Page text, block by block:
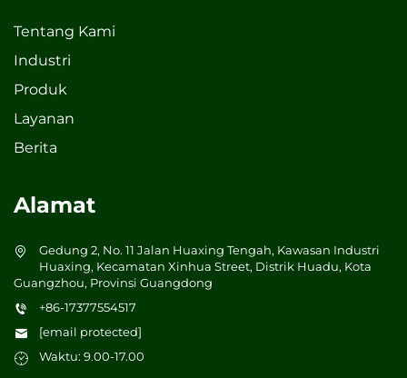
Tentang Kami
Industri
Produk
Layanan
Berita
Alamat
Gedung 2, No. 11 Jalan Huaxing Tengah, Kawasan Industri
Huaxing, Kecamatan Xinhua Street, Distrik Huadu, Kota
Guangzhou, Provinsi Guangdong
+86-17377554517
[email protected]
Waktu: 9.00-17.00